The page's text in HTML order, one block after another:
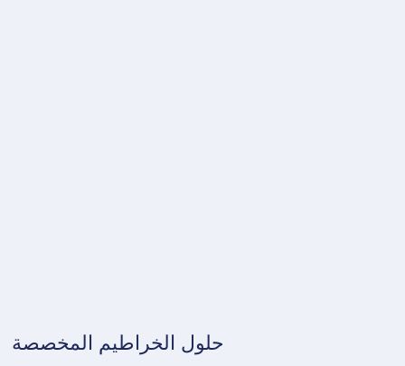
حلول الخراطيم المخصصة